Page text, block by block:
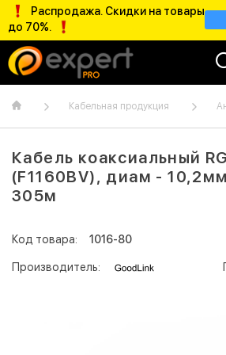
Распродажа. Скидки на товары
до 70%.
Кабельная продукция
Кабель коаксиальный
(F1160BV), диам -
305м
Код товара: 1016-80
Производитель: